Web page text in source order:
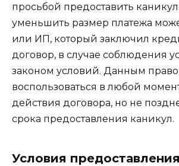
просьбой предоставить
уменьшить размер платежа
или ИП, который заключил
договор, в случае соблюдения
законом условий. Данным
воспользоваться в любой
действия договора, но не
срока предоставления каникул.
Условия предоставления